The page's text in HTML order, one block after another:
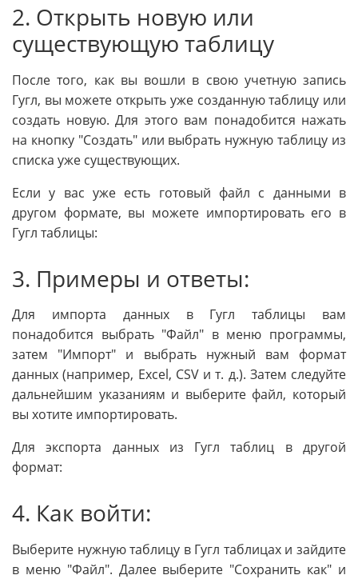
2. Открыть новую или
существующую таблицу
После того, как вы вошли в свою учетную запись
Гугл, вы можете открыть уже созданную таблицу или
создать новую. Для этого вам понадобится нажать
на кнопку "Создать" или выбрать нужную таблицу из
списка уже существующих.
Если у вас уже есть готовый файл с данными в
другом формате, вы можете импортировать его в
Гугл таблицы:
3. Примеры и ответы:
Для импорта данных в Гугл таблицы вам
понадобится выбрать "Файл" в меню программы,
затем "Импорт" и выбрать нужный вам формат
данных (например, Excel, CSV и т. д.). Затем следуйте
дальнейшим указаниям и выберите файл, который
вы хотите импортировать.
Для экспорта данных из Гугл таблиц в другой
формат:
4. Как войти:
Выберите нужную таблицу в Гугл таблицах и зайдите
в меню "Файл". Далее выберите "Сохранить как" и